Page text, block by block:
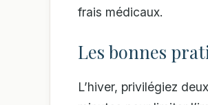
frais médicaux.
Les bonnes
L’hiver, privilégiez